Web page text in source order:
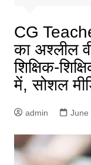
CG
का अश्लील
शिक्षिक-
में, सोशल
admin June